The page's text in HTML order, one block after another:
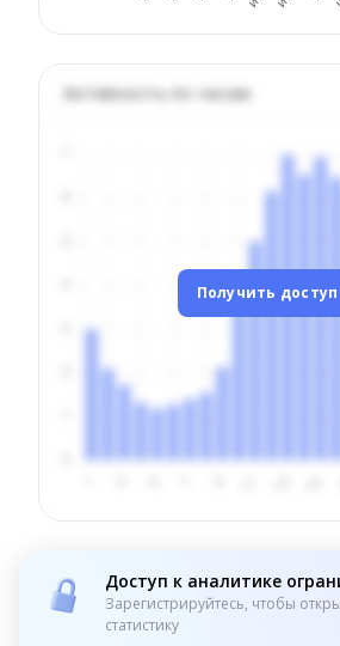
Активность по часам
Получить доступ
Доступ к аналитике
Зарегистрируйтесь, чтобы
статистику